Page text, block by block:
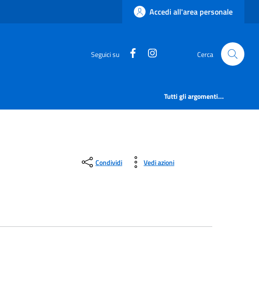
Accedi all'area personale
Seguici su https://www.facebook.com/
https:// Cerca
Tutti gli argomenti...
Condividi Vedi azioni